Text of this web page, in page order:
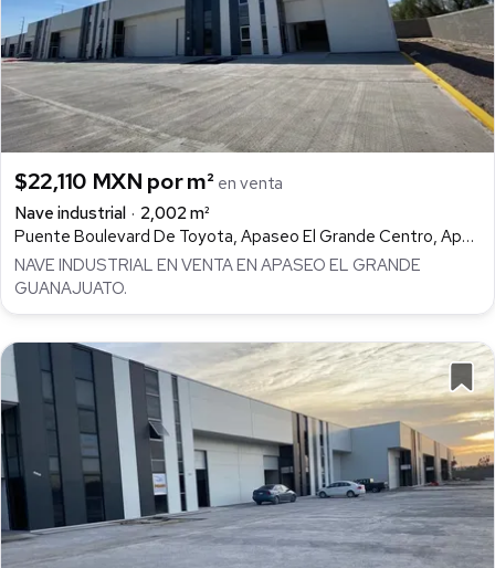
$22,110 MXN por m² en venta
Nave industrial
2,002 m²
Puente Boulevard De Toyota, Apaseo El Grande Centro, Apaseo el Grande
NAVE INDUSTRIAL EN VENTA EN APASEO EL GRANDE
GUANAJUATO.